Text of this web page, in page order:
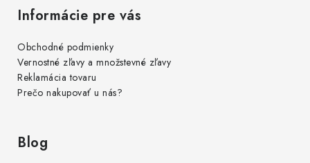
Informácie pre vás
Obchodné podmienky
Vernostné zľavy a množstevné zľavy
Reklamácia tovaru
Prečo nakupovať u nás?
Blog